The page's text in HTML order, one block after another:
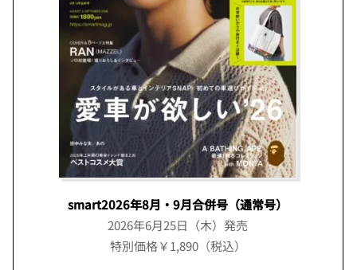
smart2026年8月・9月合併号（通常号）
2026年6月25日（木）発売
特別価格￥1,890（税込）